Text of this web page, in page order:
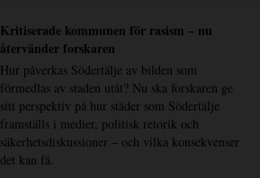
Kritiserade kommunen för rasism – nu
återvänder forskaren
Hur påverkas Södertälje av bilden som
förmedlas av staden utåt? Nu ska forskaren ge
sitt perspektiv på hur städer som Södertälje
framställs i medier, politisk retorik och
säkerhetsdiskussioner – och vilka konsekvenser
det kan få.